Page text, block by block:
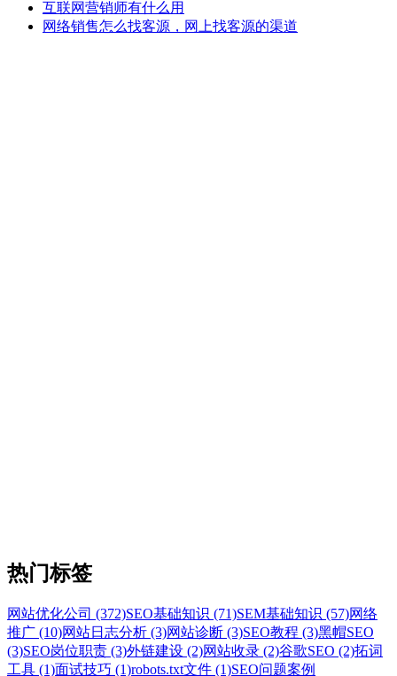
互联网营销师有什么用
网络销售怎么找客源，网上找客源的渠道
热门标签
网站优化公司 (372)SEO基础知识 (71)SEM基础知识 (57)网络
推广 (10)网站日志分析 (3)网站诊断 (3)SEO教程 (3)黑帽SEO
(3)SEO岗位职责 (3)外链建设 (2)网站收录 (2)谷歌SEO (2)拓词
工具 (1)面试技巧 (1)robots.txt文件 (1)SEO问题案例